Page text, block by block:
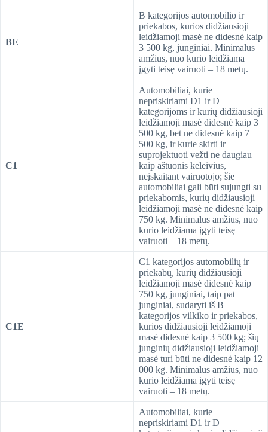
BE
B kategorijos automobilio ir
priekabos, kurios didžiausioji
leidžiamoji masė ne didesnė kaip
3 500 kg, junginiai. Minimalus
amžius, nuo kurio leidžiama
įgyti teisę vairuoti – 18 metų.
C1
Automobiliai, kurie
nepriskiriami D1 ir D
kategorijoms ir kurių didžiausioji
leidžiamoji masė didesnė kaip 3
500 kg, bet ne didesnė kaip 7
500 kg, ir kurie skirti ir
suprojektuoti vežti ne daugiau
kaip aštuonis keleivius,
neįskaitant vairuotojo; šie
automobiliai gali būti sujungti su
priekabomis, kurių didžiausioji
leidžiamoji masė ne didesnė kaip
750 kg. Minimalus amžius, nuo
kurio leidžiama įgyti teisę
vairuoti – 18 metų.
C1E
C1 kategorijos automobilių ir
priekabų, kurių didžiausioji
leidžiamoji masė didesnė kaip
750 kg, junginiai, taip pat
junginiai, sudaryti iš B
kategorijos vilkiko ir priekabos,
kurios didžiausioji leidžiamoji
masė didesnė kaip 3 500 kg; šių
junginių didžiausioji leidžiamoji
masė turi būti ne didesnė kaip 12
000 kg. Minimalus amžius, nuo
kurio leidžiama įgyti teisę
vairuoti – 18 metų.
Automobiliai, kurie
nepriskiriami D1 ir D